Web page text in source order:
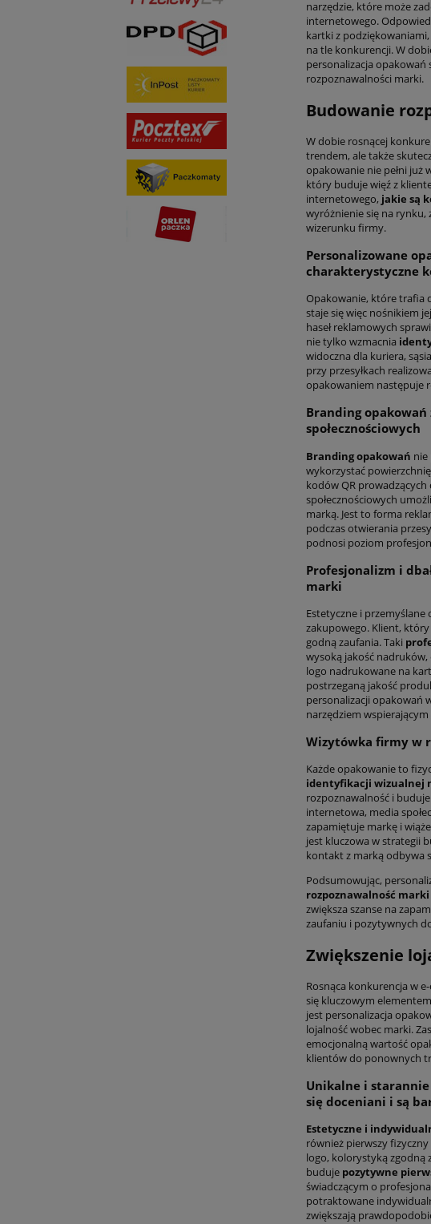
narzędzie, które może
internetowego.
kartki z
na tle konkurencji. W
personalizacja opakowań
rozpoznawalności marki.
Budowanie
W dobie rosnącej
trendem, ale także
opakowanie nie pełni już
który buduje więź z
internetowego, jakie są
wyróżnienie się na rynku,
wizerunku firmy.
Personalizowane
charakterystyczne
Opakowanie, które trafia
staje się więc nośnikiem
haseł reklamowych
nie tylko wzmacnia
widoczna dla kuriera,
przy przesyłkach
opakowaniem następuje
Branding
społecznościowych
Branding opakowań nie
wykorzystać
kodów QR
społecznościowych
marką. Jest to forma
podczas otwierania
podnosi poziom
Profesjonalizm i
marki
Estetyczne i
zakupowego. Klient,
godną zaufania. Taki
wysoką jakość
logo nadrukowane na
postrzeganą jakość
personalizacji opakowań
narzędziem
Wizytówka firmy w
Każde opakowanie to
identyfikacji wizualnej
rozpoznawalność i
internetowa, media
zapamiętuje markę i
jest kluczowa w strategii
kontakt z marką odbywa
Podsumowując,
rozpoznawalność marki
zwiększa szanse na
zaufaniu i pozytywnych
Zwiększenie
Rosnąca konkurencja w
się kluczowym
jest personalizacja
lojalność wobec marki.
emocjonalną wartość
klientów do ponownych
Unikalne i
się doceniani i są
Estetyczne i
również pierwszy
logo, kolorystyką zgodną
buduje pozytywne
świadczącym o
potraktowane
zwiększają